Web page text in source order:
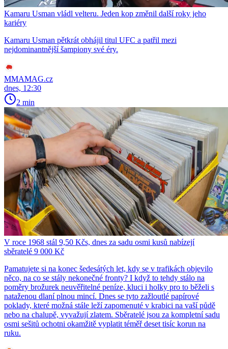
Kamaru Usman vládl velteru. Jeden kop změnil další roky jeho
kariéry
Kamaru Usman pětkrát obhájil titul UFC a patřil mezi
nejdominantnější šampiony své éry.
MMAMAG.cz
dnes, 12:30
2 min
V roce 1968 stál 9,50 Kčs, dnes za sadu osmi kusů nabízejí
sběratelé 9 000 Kč
Pamatujete si na konec šedesátých let, kdy se v trafikách objevilo
něco, na co se stály nekonečné fronty? I když to tehdy stálo na
poměry brožurek neuvěřitelné peníze, kluci i holky pro to běželi s
nataženou dlaní plnou mincí. Dnes se tyto zažloutlé papírové
poklady, které možná stále leží zapomenuté v krabici na vaší půdě
nebo na chalupě, vyvažují zlatem. Sběratelé jsou za kompletní sadu
osmi sešitů ochotni okamžitě vyplatit téměř deset tisíc korun na
ruku.